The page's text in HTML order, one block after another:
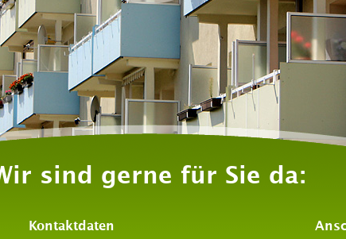
sind gerne für Sie da:
Kontaktdaten